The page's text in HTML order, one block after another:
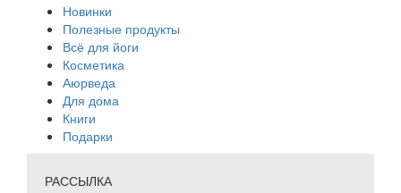
Новинки
Полезные продукты
Всё для йоги
Косметика
Аюрведа
Для дома
Книги
Подарки
РАССЫЛКА